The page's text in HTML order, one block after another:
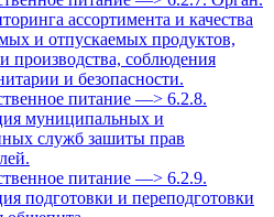
ассортимента и качества
и отпускаемых продуктов,
производства, соблюдения
и безопасности.
питание —> 6.2.8.
муниципальных и
служб зашиты прав
питание —> 6.2.9.
подготовки и переподготовки